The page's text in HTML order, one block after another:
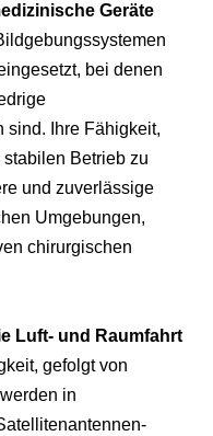
Geräte
bei denen
sind. Ihre Fähigkeit,
Betrieb zu
und zuverlässige
Umgebungen,
chirurgischen
Luft- und Raumfahrt
gefolgt von
in